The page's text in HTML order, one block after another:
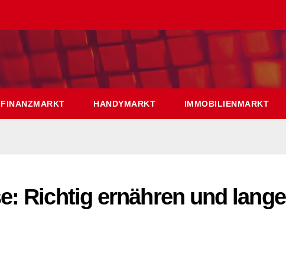
FINANZMARKT HANDYMARKT IMMOBILIENMARKT
Richtig ernähren und lange